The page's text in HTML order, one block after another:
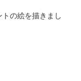
の絵を描きまし